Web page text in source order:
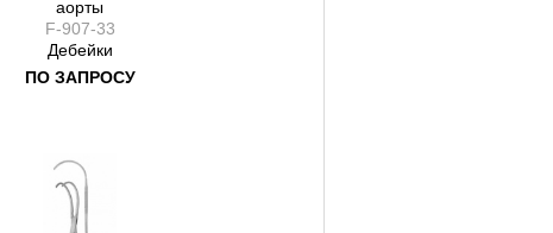
аорты
F-907-33
Дебейки
ПО ЗАПРОСУ